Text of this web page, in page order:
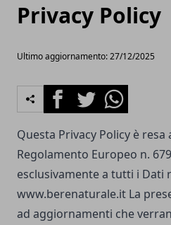
Privacy Policy
Ultimo aggiornamento: 27/12/2025
FacebookTwitterWhatsapp
Questa Privacy Policy è resa
Regolamento Europeo n.
esclusivamente a tutti i Dati
www.berenaturale.it La
ad aggiornamenti che